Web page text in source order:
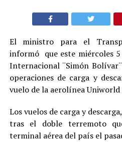
El ministro para el
informó que este miércoles
Internacional ¨Simón
operaciones de carga y
vuelo de la aerolínea
Los vuelos de carga y
tras el doble terremoto
terminal aérea del país el